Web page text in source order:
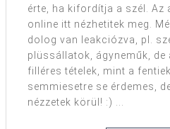
érte, ha kifordítja a szél.
online itt nézhetitek meg.
dolog van leakciózva, pl.
plüssállatok, ágyneműk, de
filléres tételek, mint a
semmiesetre se érdemes,
nézzetek körül! :) ...